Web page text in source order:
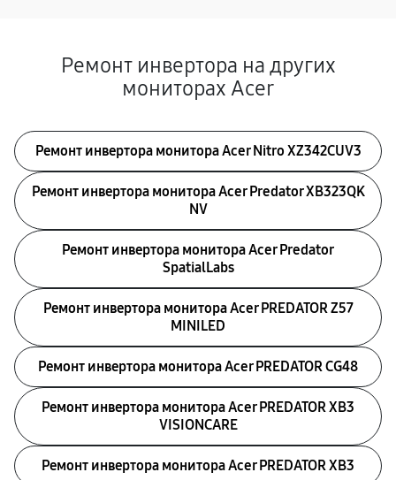
Ремонт инвертора на других
мониторах Acer
Ремонт инвертора монитора Acer Nitro XZ342CUV3
Ремонт инвертора монитора Acer Predator XB323QK
NV
Ремонт инвертора монитора Acer Predator
SpatialLabs
Ремонт инвертора монитора Acer PREDATOR Z57
MINILED
Ремонт инвертора монитора Acer PREDATOR CG48
Ремонт инвертора монитора Acer PREDATOR XB3
VISIONCARE
Ремонт инвертора монитора Acer PREDATOR XB3